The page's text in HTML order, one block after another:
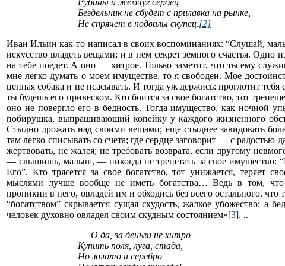
Рубины и жемчуг сердец
Бездельник не сбудет с прилавка на рынке,
Не спрячет в подвалы скупец.[2]
Иван Ильин как-то написал в своих воспоминаниях: “Слушай,
искусство владеть вещами; и в нем секрет земного счастья.
на тебе поедет. А оно — хитрое. Только заметит, что ты ему
мне легко думать о моем имуществе, то я свободен. Мое
цепная собака и не нсасывать. И тогда уж держись: проглотит
ты будешь его привеском. Кто боится за свое богатство, тот
оно не повергло его в бедность. Тогда имущество, как ночной
побирушка, выпрашивающий копейку у каждого жизненного
Стыдно дрожать над своими вещами; еще стыднее завидовать
там легко списывать со счета; где сердце заговорит — с радостью
жертвовать, не жалея; не требовать возврата, если другому
— слышишь, малыш, — никогда не трепетать за свое имущество:
Его”. Кто трясется за свое богатство, тот унижается, теряет
мыслями лучше вообще не иметь богатства… Ведь в том, что
проникни в него, овладей им и обходись без всего остального,
“богатством” скрывается сущая скудость, жалкое убожество; а
человек духовно овладел своим скудным состоянием»[3]. ..
— О да, за деньги не хитро
Купить поля, луга, стада,
Но золото и серебро